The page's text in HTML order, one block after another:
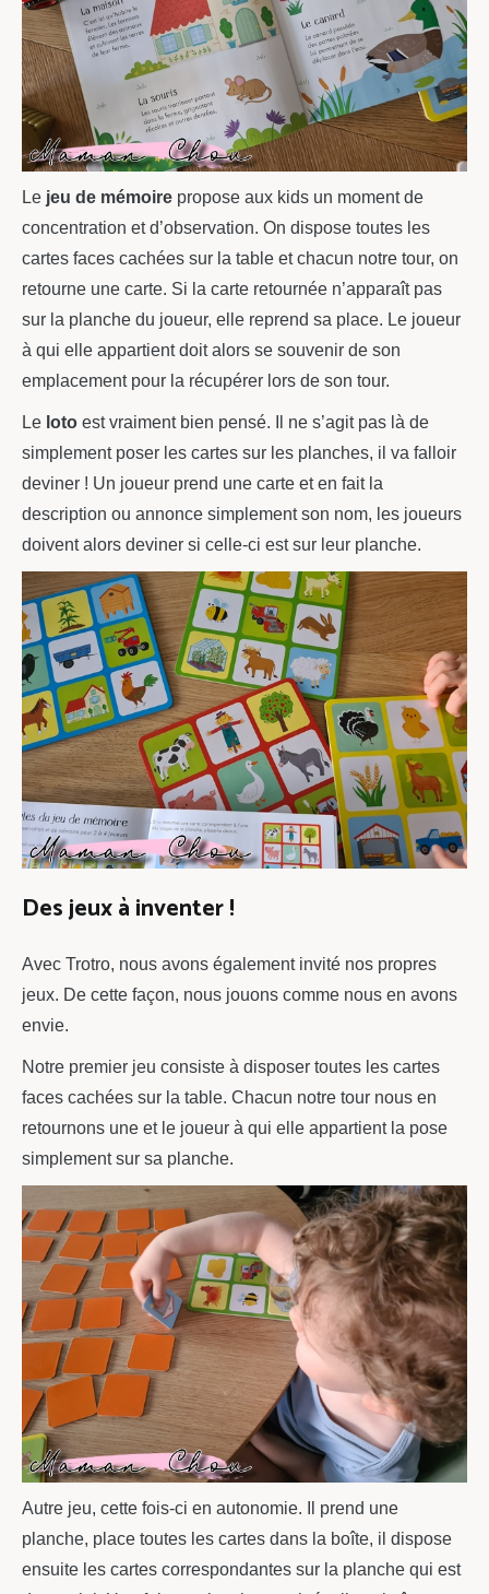
Le jeu de mémoire propose aux kids un moment de
concentration et d’observation. On dispose toutes les
cartes faces cachées sur la table et chacun notre tour, on
retourne une carte. Si la carte retournée n’apparaît pas
sur la planche du joueur, elle reprend sa place. Le joueur
à qui elle appartient doit alors se souvenir de son
emplacement pour la récupérer lors de son tour.
Le loto est vraiment bien pensé. Il ne s’agit pas là de
simplement poser les cartes sur les planches, il va falloir
deviner ! Un joueur prend une carte et en fait la
description ou annonce simplement son nom, les joueurs
doivent alors deviner si celle-ci est sur leur planche.
Des jeux à inventer !
Avec Trotro, nous avons également invité nos propres
jeux. De cette façon, nous jouons comme nous en avons
envie.
Notre premier jeu consiste à disposer toutes les cartes
faces cachées sur la table. Chacun notre tour nous en
retournons une et le joueur à qui elle appartient la pose
simplement sur sa planche.
Autre jeu, cette fois-ci en autonomie. Il prend une
planche, place toutes les cartes dans la boîte, il dispose
ensuite les cartes correspondantes sur la planche qui est